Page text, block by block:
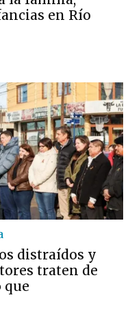
en Río
distraídos y
traten de
que